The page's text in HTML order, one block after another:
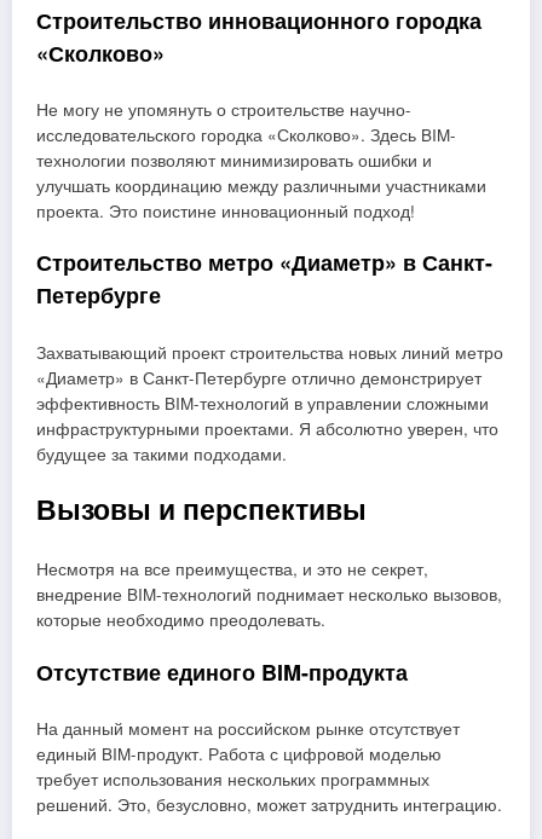
Строительство инновационного городка
«Сколково»
Не могу не упомянуть о строительстве научно-
исследовательского городка «Сколково». Здесь BIM-
технологии позволяют минимизировать ошибки и
улучшать координацию между различными участниками
проекта. Это поистине инновационный подход!
Строительство метро «Диаметр» в Санкт-
Петербурге
Захватывающий проект строительства новых линий метро
«Диаметр» в Санкт-Петербурге отлично демонстрирует
эффективность BIM-технологий в управлении сложными
инфраструктурными проектами. Я абсолютно уверен, что
будущее за такими подходами.
Вызовы и перспективы
Несмотря на все преимущества, и это не секрет,
внедрение BIM-технологий поднимает несколько вызовов,
которые необходимо преодолевать.
Отсутствие единого BIM-продукта
На данный момент на российском рынке отсутствует
единый BIM-продукт. Работа с цифровой моделью
требует использования нескольких программных
решений. Это, безусловно, может затруднить интеграцию.